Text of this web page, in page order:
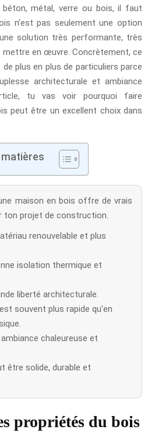
métal, verre ou bois, il faut
n’est pas seulement une option
solution très performante, très
en œuvre. Concrètement, ce
plus en plus de particuliers parce
architecturale et ambiance
tu vas voir pourquoi faire
peut être un excellent choix dans
matières
maison en bois offre de vrais
ton projet de construction.
renouvelable et plus
isolation thermique et
liberté architecturale.
souvent plus rapide qu’en
chaleureuse et
être solide, durable et
propriétés du bois